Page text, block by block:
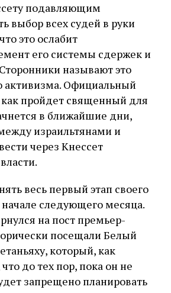
подавляющим
выбор всех судей в руки
это ослабит
его системы сдержек и
называют это
активизма. Официальный
пройдет священный для
в ближайшие дни,
израильтянами и
через Кнессет
весь первый этап своего
начале следующего месяца.
на пост премьер-
посещали Белый
который, как
до тех пор, пока он не
запрещено планировать